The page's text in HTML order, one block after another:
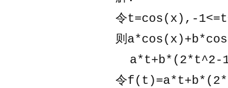
令t=cos(x),-
则
a*t+b*(2*t^2-
令